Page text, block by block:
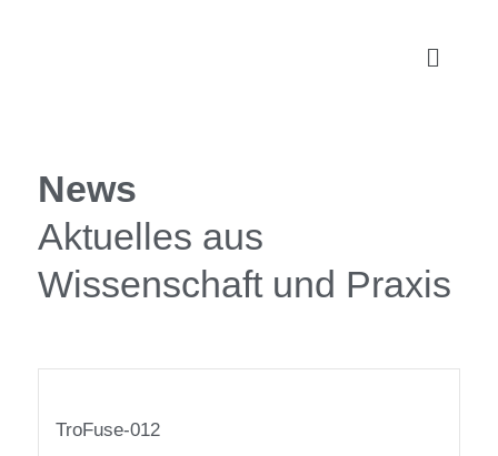
News
Aktuelles aus
Wissenschaft und Praxis
TroFuse-012